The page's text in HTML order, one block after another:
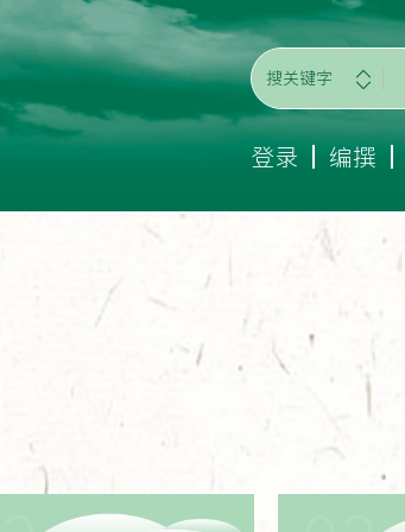
搜关键字
登录 编撰